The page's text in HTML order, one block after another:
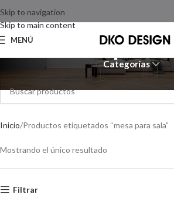
Skip to navigation
Skip to main content
MENÚ mesa para
Categorías
Inicio Productos etiquetados “mesa para sala”
Mostrando el único resultado
Filtrar